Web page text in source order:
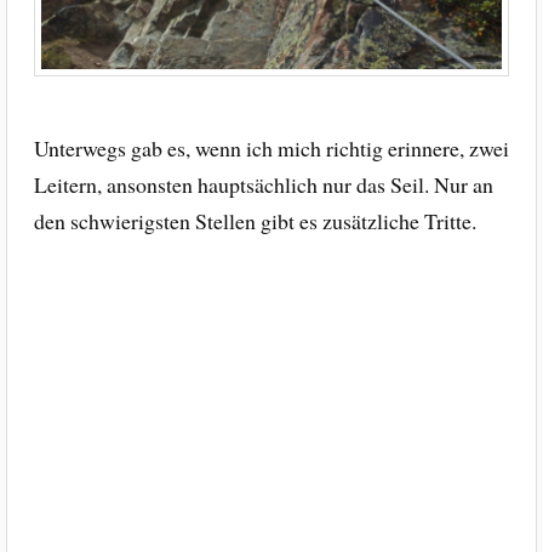
Unterwegs gab es, wenn ich mich richtig erinnere, zwei
Leitern, ansonsten hauptsächlich nur das Seil. Nur an
den schwierigsten Stellen gibt es zusätzliche Tritte.